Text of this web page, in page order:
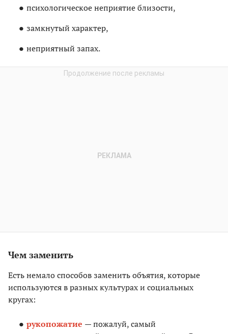
психологическое неприятие близости,
замкнутый характер,
неприятный запах.
Чем заменить
Есть немало способов заменить объятия, которые
используются в разных культурах и социальных
кругах:
рукопожатие — пожалуй, самый